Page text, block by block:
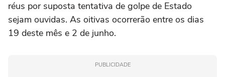
réus por suposta tentativa de golpe de Estado
sejam ouvidas. As oitivas ocorrerão entre os dias
19 deste mês e 2 de junho.
PUBLICIDADE